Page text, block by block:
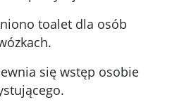
toalet dla osób
się wstęp osobie